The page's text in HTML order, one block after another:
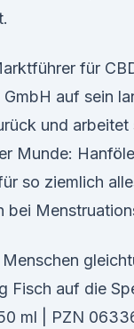
für
auf sein
und arbeitet
Munde:
so ziemlich
bei
Fisch auf die
ml | PZN